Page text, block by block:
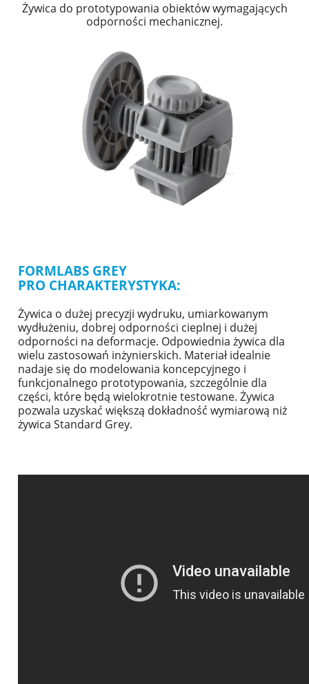
Żywica do prototypowania obiektów wymagających
odporności mechanicznej.
FORMLABS GREY
PRO CHARAKTERYSTYKA:
Żywica o dużej precyzji wydruku, umiarkowanym
wydłużeniu, dobrej odporności cieplnej i dużej
odporności na deformacje. Odpowiednia żywica dla
wielu zastosowań inżynierskich. Materiał idealnie
nadaje się do modelowania koncepcyjnego i
funkcjonalnego prototypowania, szczególnie dla
części, które będą wielokrotnie testowane. Żywica
pozwala uzyskać większą dokładność wymiarową niż
żywica Standard Grey.